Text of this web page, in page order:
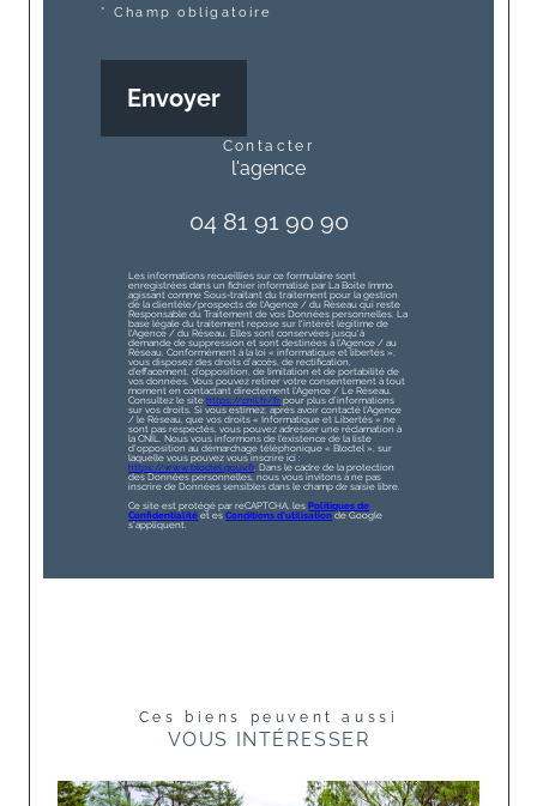
* Champ obligatoire
Envoyer
contacter
l'agence
04 81 91 90 90
Les informations recueillies sur ce formulaire sont
enregistrées dans un fichier informatisé par La Boite Immo
agissant comme Sous-traitant du traitement pour la gestion
de la clientèle/prospects de l'Agence / du Réseau qui reste
Responsable du Traitement de vos Données personnelles. La
base légale du traitement repose sur l'intérêt légitime de
l'Agence / du Réseau. Elles sont conservées jusqu'à
demande de suppression et sont destinées à l'Agence / au
Réseau. Conformément à la loi « informatique et libertés »,
vous disposez des droits d’accès, de rectification,
d’effacement, d’opposition, de limitation et de portabilité de
vos données. Vous pouvez retirer votre consentement à tout
moment en contactant directement l’Agence / Le Réseau.
Consultez le site https://cnil.fr/fr pour plus d’informations
sur vos droits. Si vous estimez, après avoir contacté l'Agence
/ le Réseau, que vos droits « Informatique et Libertés » ne
sont pas respectés, vous pouvez adresser une réclamation à
la CNIL. Nous vous informons de l’existence de la liste
d'opposition au démarchage téléphonique « Bloctel », sur
laquelle vous pouvez vous inscrire ici :
https://www.bloctel.gouv.fr. Dans le cadre de la protection
des Données personnelles, nous vous invitons à ne pas
inscrire de Données sensibles dans le champ de saisie libre.
Ce site est protégé par reCAPTCHA, les Politiques de
Confidentialité et esConditions d'utilisation de Google
s'appliquent.
Ces biens peuvent aussi
VOUS INTÉRESSER